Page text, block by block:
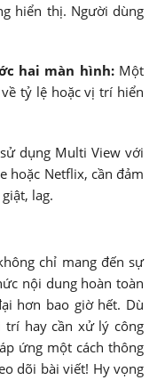
hiển thị. Người dùng
hai màn hình: Một
tỷ lệ hoặc vị trí hiển
dụng Multi View với
hoặc Netflix, cần đảm
lag.
chỉ mang đến sự
nội dung hoàn toàn
hơn bao giờ hết. Dù
trí hay cần xử lý công
ứng một cách thông
dõi bài viết! Hy vọng